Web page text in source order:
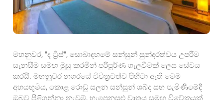
මහනුවර, "ද ට්‍රීස්", සොබාදහමේ සන්සුන් සුන්දරත්වය උපරිම
සැනසීම සමඟ මුසු කරමින් පරිපූර්ණ ගැලවීමක් ලෙස සේවය
කරයි. මහනුවර නගරයේ විචිත්‍රවත්ව පිහිටා ඇති මෙම
අභයභූමිය, කොළ රොඩු සලන සන්සුන් ශබ්ද සහ පැමිණීමේදී
ඔබව පිළිගන්නා නැවුම්, හැපෙනසුළු වාතය සමඟ විවේකයක්